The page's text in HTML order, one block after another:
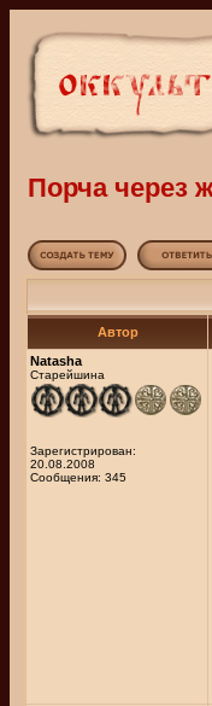
Порча через
Автор
Natasha
Старейшина
Зарегистрирован:
20.08.2008
Сообщения: 345